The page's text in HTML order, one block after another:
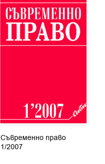
Съвременно право
1/2007